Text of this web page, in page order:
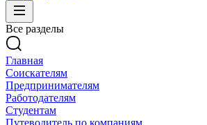
Все разделы
Главная
Соискателям
Предпринимателям
Работодателям
Студентам
Путеводитель по компаниям